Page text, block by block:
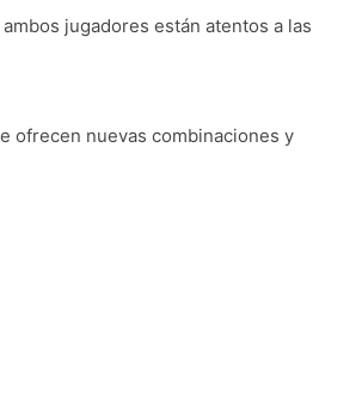
jugadores están atentos a las
ofrecen nuevas combinaciones y